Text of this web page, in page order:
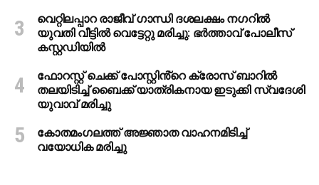
വെറ്റിലപ്പാറ രാജീവ് ഗാന്ധി ദശലക്ഷം നഗറിൽ
യുവതി വീട്ടിൽ വെട്ടേറ്റു മരിച്ചു: ഭർത്താവ് പോലീസ്
കസ്റ്റഡിയിൽ
ഫോറസ്റ്റ് ചെക്ക് പോസ്റ്റിൻ്റെ ക്രോസ് ബാറില്‍
തലയിടിച്ച് ബൈക്ക് യാത്രികനായ ഇടുക്കി സ്വദേശി
യുവാവ് മരിച്ചു
കോതമംഗലത്ത് അജ്ഞാത വാഹനമിടിച്ച്
വയോധിക മരിച്ചു